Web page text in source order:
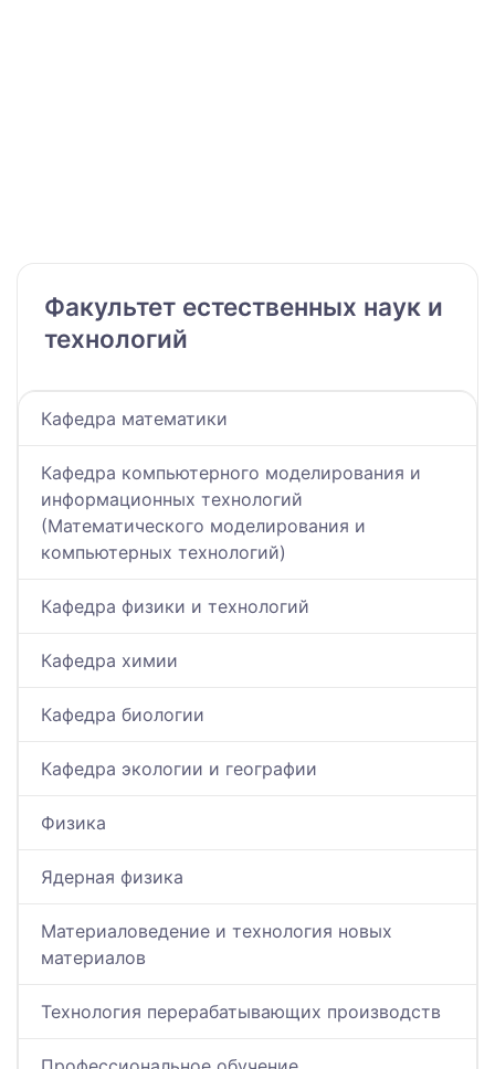
Факультет естественных наук и
технологий
Кафедра математики
Кафедра компьютерного моделирования и
информационных технологий
(Математического моделирования и
компьютерных технологий)
Кафедра физики и технологий
Кафедра химии
Кафедра биологии
Кафедра экологии и географии
Физика
Ядерная физика
Материаловедение и технология новых
материалов
Технология перерабатывающих производств